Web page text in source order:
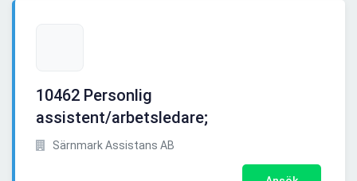
10462 Personlig
assistent/arbetsledare;
Särnmark Assistans AB